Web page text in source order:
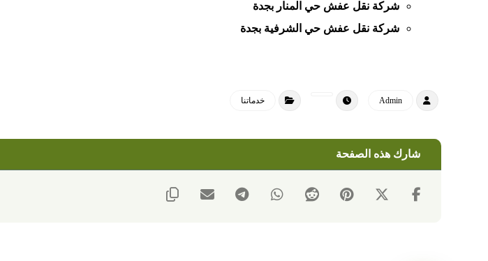
شركة نقل عفش حي المنار بجدة
شركة نقل عفش حي الشرفية بجدة
Admin خدماتنا